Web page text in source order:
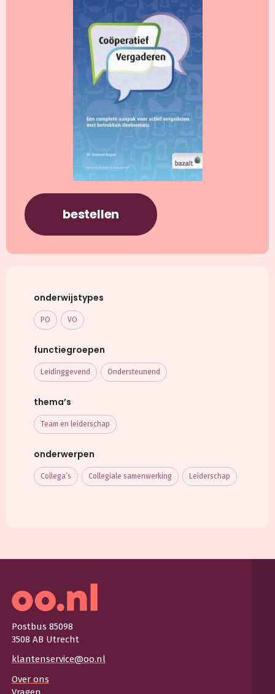
bestellen
onderwijstypes
PO VO
functiegroepen
Leidinggevend Ondersteunend
thema’s
Team en leiderschap
onderwerpen
Collega’s Collegiale samenwerking Leiderschap
Postbus 85098
3508 AB Utrecht
klantenservice@oo.nl
Over ons